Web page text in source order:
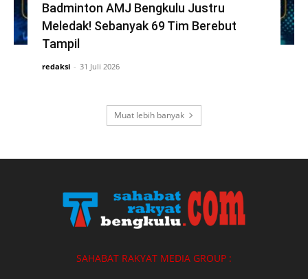
Badminton AMJ Bengkulu Justru
Meledak! Sebanyak 69 Tim Berebut
Tampil
redaksi - 31 Juli 2026
Muat lebih banyak
SAHABAT RAKYAT MEDIA GROUP :